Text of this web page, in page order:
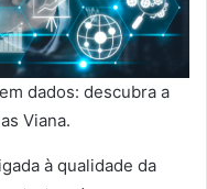
dados: descubra a
Viana.
à qualidade da